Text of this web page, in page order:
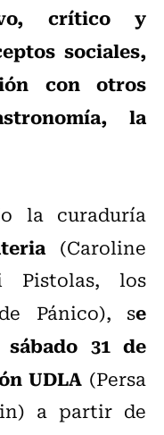
crítico y
sociales,
con otros
la
la curaduría
(Caroline
Pistolas, los
Pánico), se
31 de
UDLA (Persa
a partir de